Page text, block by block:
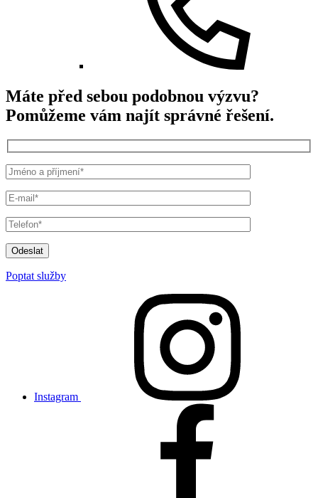
Máte před sebou podobnou výzvu?
Pomůžeme vám najít správné řešení.
Odeslat
Poptat služby
Instagram